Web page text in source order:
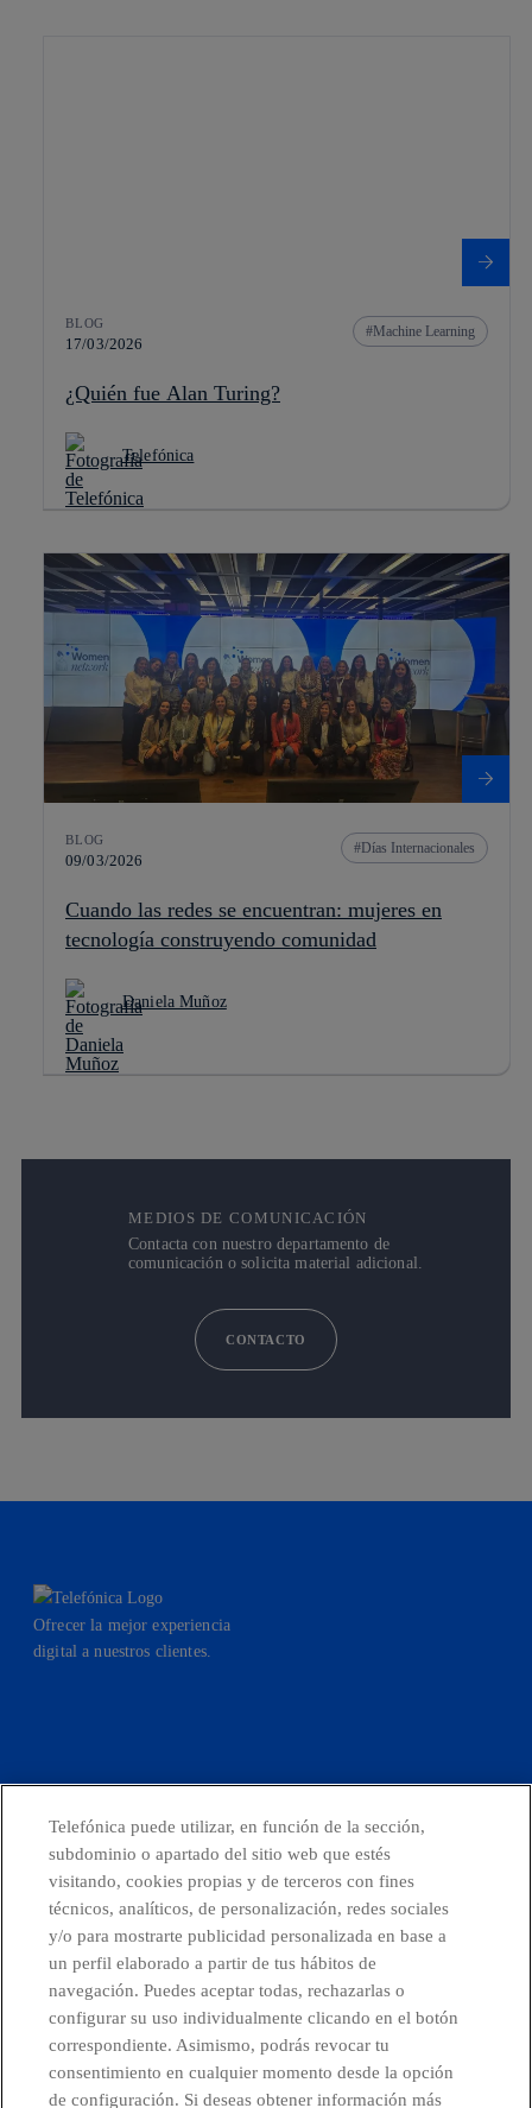
BLOG
17/03/2026
Machine Learning
¿Quién fue Alan Turing?
Telefónica
BLOG
09/03/2026
Días Internacionales
Cuando las redes se encuentran: mujeres en
tecnología construyendo comunidad
Daniela Muñoz
MEDIOS DE COMUNICACIÓN
Contacta con nuestro departamento de
comunicación o solicita material adicional.
CONTACTO
Ofrecer la mejor experiencia
digital a nuestros clientes.
CONTACTO
Canal de Denuncias
Centro Global Transparencia
Telefónica puede utilizar, en función de la sección,
subdominio o apartado del sitio web que estés
visitando, cookies propias y de terceros con fines
técnicos, analíticos, de personalización, redes sociales
y/o para mostrarte publicidad personalizada en base a
un perfil elaborado a partir de tus hábitos de
navegación. Puedes aceptar todas, rechazarlas o
configurar su uso individualmente clicando en el botón
correspondiente. Asimismo, podrás revocar tu
consentimiento en cualquier momento desde la opción
de configuración. Si deseas obtener información más